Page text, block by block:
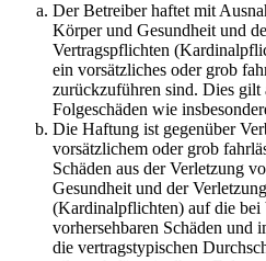
Der Betreiber haftet mit
Körper und Gesundheit und
Vertragspflichten
ein vorsätzliches oder grob
zurückzuführen sind. Dies gilt
Folgeschäden wie
Die Haftung ist gegenüber
vorsätzlichem oder grob
Schäden aus der Verletzung
Gesundheit und der
(Kardinalpflichten) auf die bei
vorhersehbaren Schäden und
die vertragstypischen